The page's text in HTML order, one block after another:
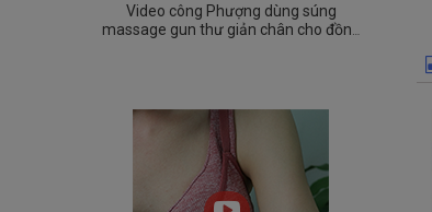
Video công Phượng dùng súng
massage gun thư giản chân cho đồng